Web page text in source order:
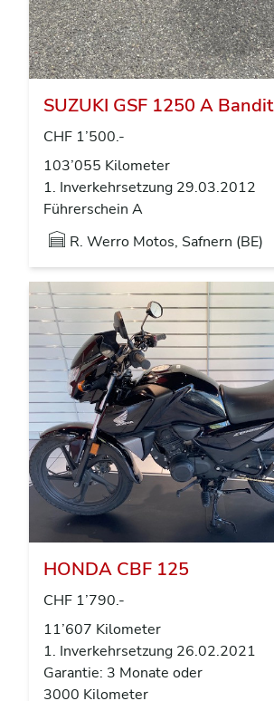
SUZUKI GSF 1250 A Bandit
CHF 1’500.-
103’055 Kilometer
1. Inverkehrsetzung 29.03.2012
Führerschein A
R. Werro Motos, Safnern (BE)
HONDA CBF 125
CHF 1’790.-
11’607 Kilometer
1. Inverkehrsetzung 26.02.2021
Garantie: 3 Monate oder
3000 Kilometer